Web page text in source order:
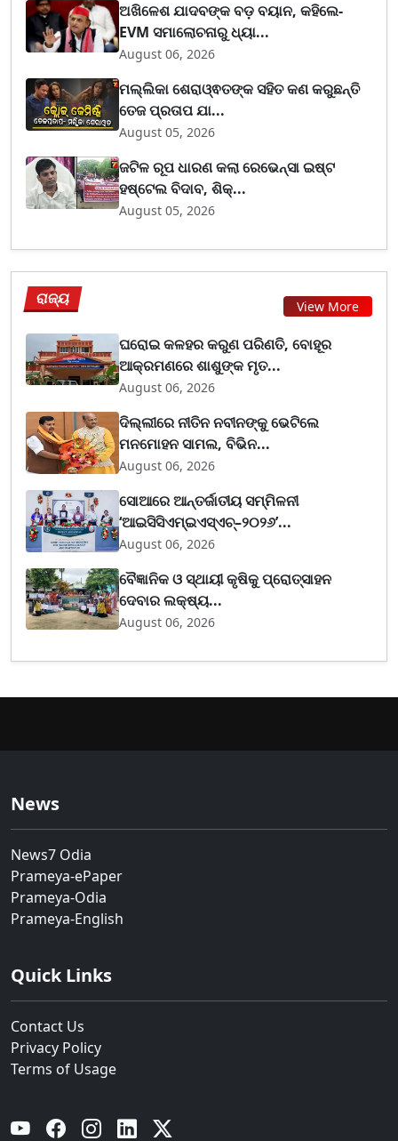
ଅଖିଳେଶ ଯାଦବଙ୍କ ବଡ଼ ବୟାନ, କହିଲେ-
EVM ସମାଲୋଚନାରୁ ଧ୍ୟା...
August 06, 2026
ମଲ୍ଲିକା ଶେରାଓ୍ଵତଙ୍କ ସହିତ କଣ କରୁଛନ୍ତି
ତେଜ ପ୍ରତାପ ଯା...
August 05, 2026
ଜଟିଳ ରୂପ ଧାରଣ କଲା ରେଭେନ୍ସା ଇଷ୍ଟ
ହଷ୍ଟେଲ ବିଦାବ, ଶିକ୍...
August 05, 2026
ରାଜ୍ୟ View More
ଘରୋଇ କଳହର କରୁଣ ପରିଣତି, ବୋହୂର
ଆକ୍ରମଣରେ ଶାଶୁଙ୍କ ମୃତ...
August 06, 2026
ଦିଲ୍ଲୀରେ ନୀତିନ ନବୀନଙ୍କୁ ଭେଟିଲେ
ମନମୋହନ ସାମଲ, ବିଭିନ...
August 06, 2026
ସୋଆରେ ଆନ୍ତର୍ଜାତୀୟ ସମ୍ମିଳନୀ
‘ଆଇସିସିଏମ୍ଇଏସ୍ଏଚ୍–୨୦୨୬’...
August 06, 2026
ବୈଜ୍ଞାନିକ ଓ ସ୍ଥାୟୀ କୃଷିକୁ ପ୍ରୋତ୍ସାହନ
ଦେବାର ଲକ୍ଷ୍ୟ...
August 06, 2026
News
News7 Odia
Prameya-ePaper
Prameya-Odia
Prameya-English
Quick Links
Contact Us
Privacy Policy
Terms of Usage
YouTube Facebook Instagram Linkedin